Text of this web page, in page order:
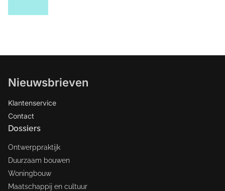
Nieuwsbrieven
Klantenservice
Contact
Dossiers
Ontwerppraktijk
Duurzaam bouwen
Woningbouw
Maatschappij en cultuur